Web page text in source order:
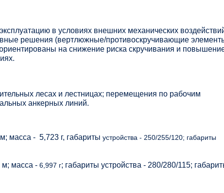
в условиях внешних механических
решения (вертлюжные/противоскручивающие
на снижение риска скручивания и
лесах и лестницах; перемещения по рабочим
анкерных линий.
масса - 5,723 г, габариты устройства - 250/255/120; габариты
м; масса - 6,997 г; габариты устройства - 280/280/115;